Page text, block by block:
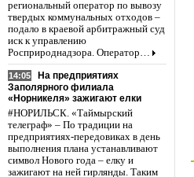
региональный оператор по вывозу
твердых коммунальных отходов –
подало в краевой арбитражный суд
иск к управлению
Росприроднадзора. Оператор…
14:05
На предприятиях
Заполярного филиала
«Норникеля» зажигают елки
#НОРИЛЬСК. «Таймырский
телеграф» – По традиции на
предприятиях-передовиках в день
выполнения плана устанавливают
символ Нового года – елку и
зажигают на ней гирлянды. Таким